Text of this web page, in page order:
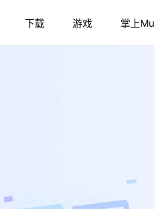
下载 游戏 掌上